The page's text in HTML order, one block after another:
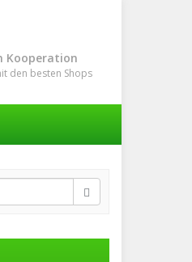
Kooperation
den besten Shops